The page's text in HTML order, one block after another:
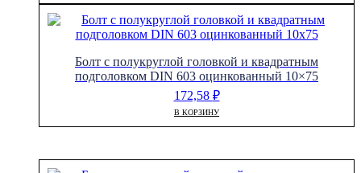
Болт с полукруглой головкой и квадратным
подголовком DIN 603 оцинкованный 10×75
172,58 ₽
В КОРЗИНУ